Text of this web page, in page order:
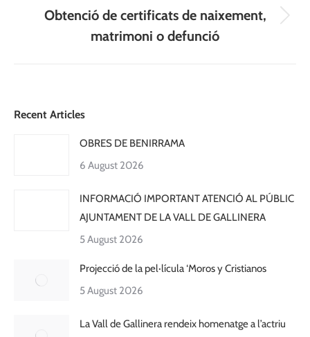
Next
post:
Obtenció de certificats de naixement,
matrimoni o defunció
Recent Articles
OBRES DE BENIRRAMA
6 August 2026
INFORMACIÓ IMPORTANT ATENCIÓ AL PÚBLIC
AJUNTAMENT DE LA VALL DE GALLINERA
5 August 2026
Projecció de la pel·lícula ‘Moros y Cristianos
5 August 2026
La Vall de Gallinera rendeix homenatge a l’actriu